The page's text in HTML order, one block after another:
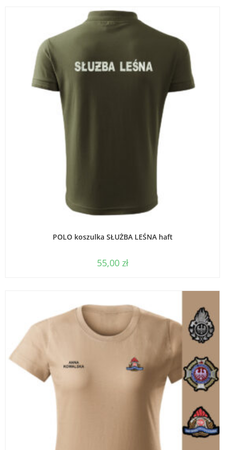
WYBIERZ OPCJE
POLO koszulka SŁUŻBA LEŚNA haft
55,00 zł